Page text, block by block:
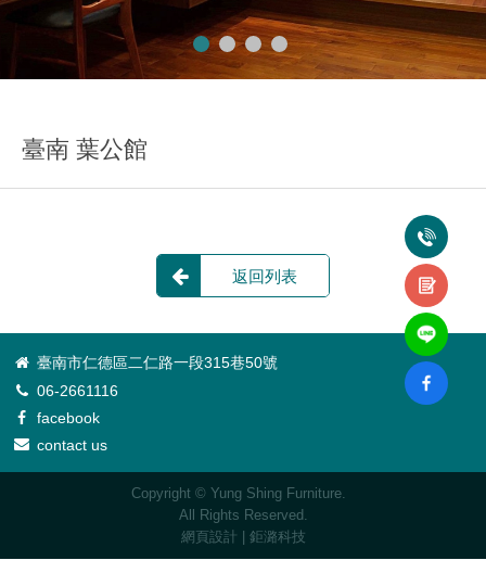
臺南 葉公館
返回列表
臺南市仁德區二仁路一段315巷50號
06-2661116
facebook
contact us
Copyright © Yung Shing Furniture.
All Rights Reserved.
網頁設計 | 鉅潞科技